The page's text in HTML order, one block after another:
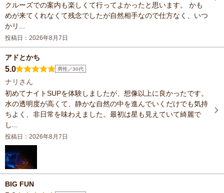
クルーズでの案内も楽しくて行ってよかったと思います。 かも
めが来てくれなくて残念でしたが自然相手なので仕方なく、いつ
かリ...
投稿日：2026年8月7日
アドとかち
5.0 男性／30代
ナリさん
初めてナイトSUPを体験しましたが、想像以上に良かったです。
水の透明度が高くて、静かな自然の中を進んでいくだけでも気持
ちよく、非日常を味わえました。最初は星も見えていて綺麗で
し...
投稿日：2026年8月7日
BIG FUN